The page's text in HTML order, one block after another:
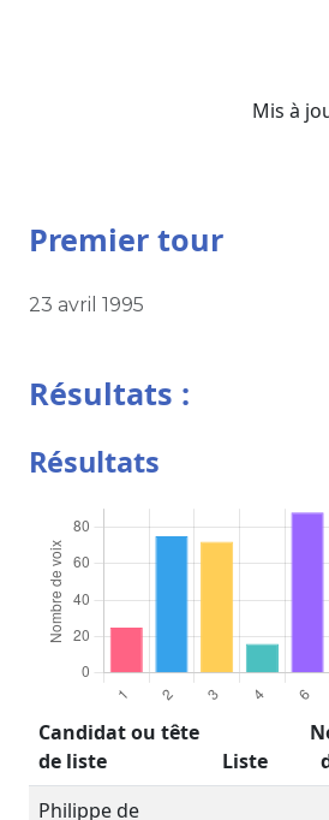
Mis à
Premier tour
23 avril 1995
Résultats :
Résultats
Candidat ou tête
de liste
Liste
Philippe de